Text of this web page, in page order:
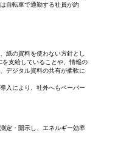
自転車で通勤する社員が約
紙の資料を使わない方針とし
支給していることや、情報の
デジタル資料の共有が柔軟に
入により、社外へもペーパー
定・開示し、エネルギー効率